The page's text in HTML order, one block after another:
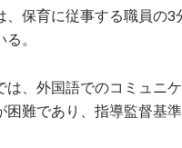
保育に従事する職員の3
。
、外国語でのコミュニ
難であり、指導監督基